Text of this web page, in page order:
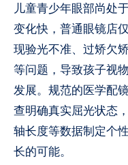
儿童青少年眼部尚处
变化快，普通眼镜店
现验光不准、过矫欠
等问题，导致孩子视
发展。规范的医学配
查明确真实屈光状态
轴长度等数据制定个
长的可能。